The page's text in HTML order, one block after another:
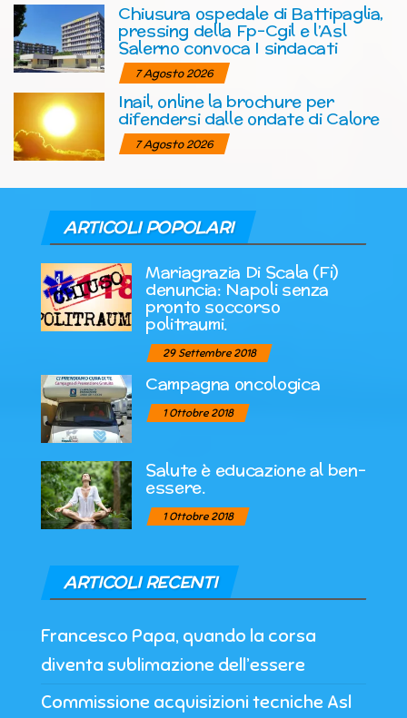
Chiusura ospedale di Battipaglia,
pressing della Fp-Cgil e l’Asl
Salerno convoca I sindacati
7 Agosto 2026
Inail, online la brochure per
difendersi dalle ondate di Calore
7 Agosto 2026
ARTICOLI POPOLARI
Mariagrazia Di Scala (Fi)
denuncia: Napoli senza
pronto soccorso
politraumi.
29 Settembre 2018
Campagna oncologica
1 Ottobre 2018
Salute è educazione al ben-
essere.
1 Ottobre 2018
ARTICOLI RECENTI
Francesco Papa, quando la corsa
diventa sublimazione dell’essere
Commissione acquisizioni tecniche Asl